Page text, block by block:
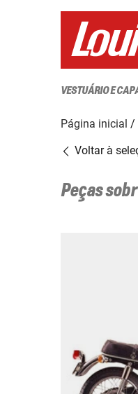
VESTUÁRIO E
Página inicial
Voltar à
Peças